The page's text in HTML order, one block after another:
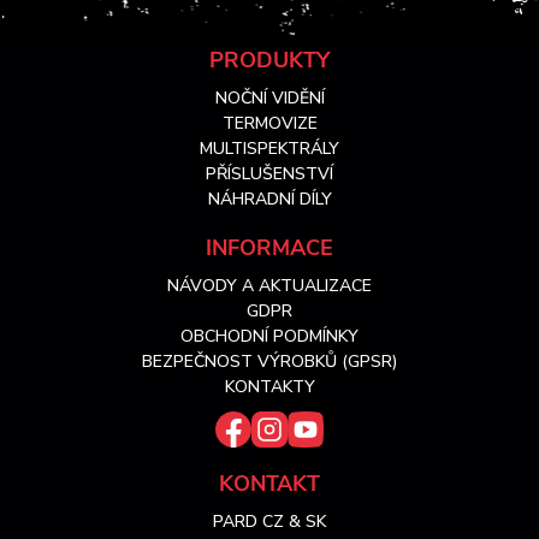
PRODUKTY
NOČNÍ VIDĚNÍ
TERMOVIZE
MULTISPEKTRÁLY
PŘÍSLUŠENSTVÍ
NÁHRADNÍ DÍLY
INFORMACE
NÁVODY A AKTUALIZACE
GDPR
OBCHODNÍ PODMÍNKY
BEZPEČNOST VÝROBKŮ (GPSR)
KONTAKTY
KONTAKT
PARD CZ & SK